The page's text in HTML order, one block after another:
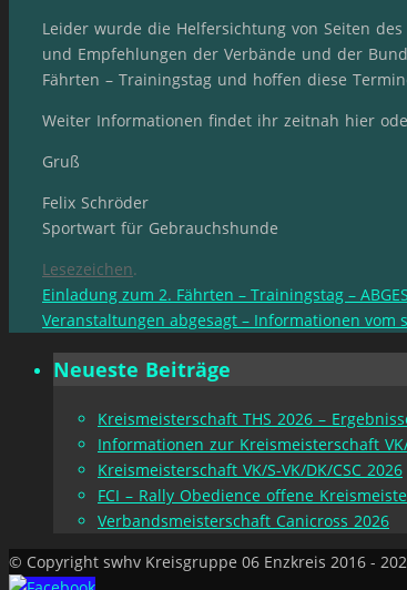
Leider wurde die Helfersichtung von Seiten
und Empfehlungen der Verbände und der
Fährten – Trainingstag und hoffen diese
Weiter Informationen findet ihr zeitnah hier
Gruß
Felix Schröder
Sportwart für Gebrauchshunde
Lesezeichen.
Einladung zum 2. Fährten – Trainingstag –
Veranstaltungen abgesagt – Informationen vom
Neueste Beiträge
Kreismeisterschaft THS 2026 –
Informationen zur Kreismeisterschaft VK/
Kreismeisterschaft VK/S-VK/DK/CSC 2026
FCI – Rally Obedience offene
Verbandsmeisterschaft Canicross 2026
© Copyright swhv Kreisgruppe 06 Enzkreis 2016 -